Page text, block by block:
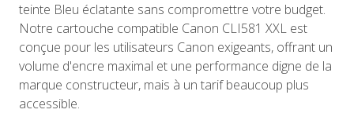
teinte Bleu éclatante sans compromettre votre budget.
Notre cartouche compatible Canon CLI581 XXL est
conçue pour les utilisateurs Canon exigeants, offrant un
volume d'encre maximal et une performance digne de la
marque constructeur, mais à un tarif beaucoup plus
accessible.